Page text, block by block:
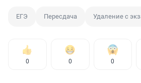
ЕГЭ Пересдача Удаление с
0 0 0